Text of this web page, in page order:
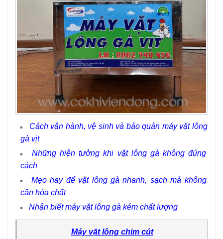
Cách vận hành, vệ sinh và bảo quản máy vặt lông
gà vịt
Những hiện tưởng khi vặt lông gà không đúng
cách
Mẹo hay để vặt lông gà nhanh, sạch mà không
cần hóa chất
Nhận biết máy vặt lông gà kém chất lượng
Máy vặt lông chim cút